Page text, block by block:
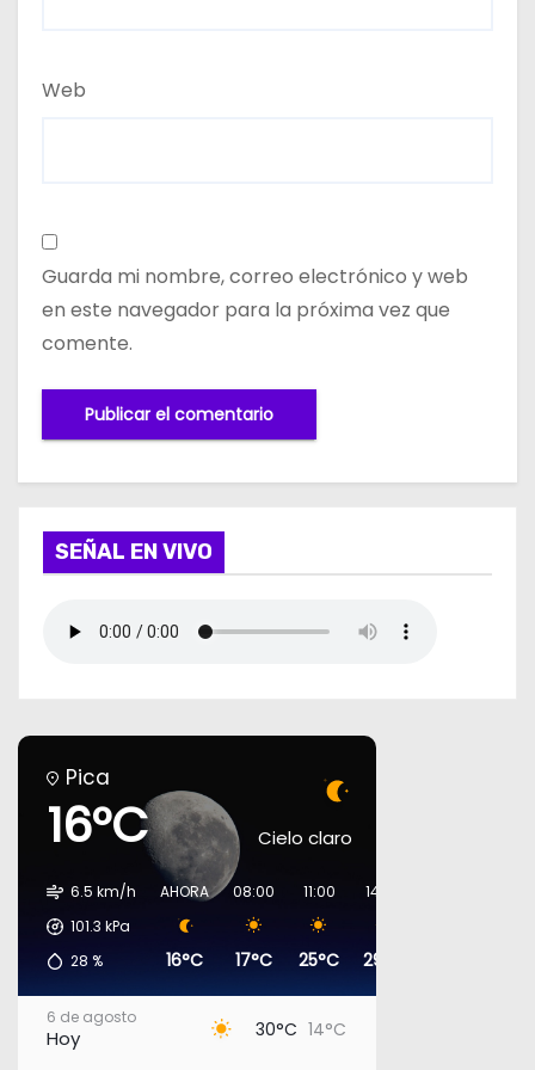
Web
Guarda mi nombre, correo electrónico y web
en este navegador para la próxima vez que
comente.
SEÑAL EN VIVO
Pica
16°C Cielo claro
6.5 km/h
101.3 kPa
28 %
AHORA
16°C
08:00
17°C
11:00
25°C
14:00
29°C
6 de agosto
Hoy 30°C 14°C